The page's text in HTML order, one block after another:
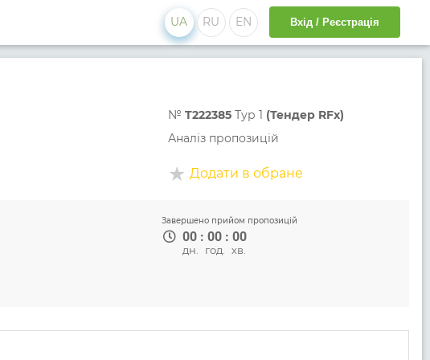
UA RU EN Вхід / Реєстрація
№ T222385 Тур 1 (Тендер RFx)
Аналіз пропозицій
Додати в обране
Завершено прийом пропозицій
00 : 00 : 00
дн. год. хв.